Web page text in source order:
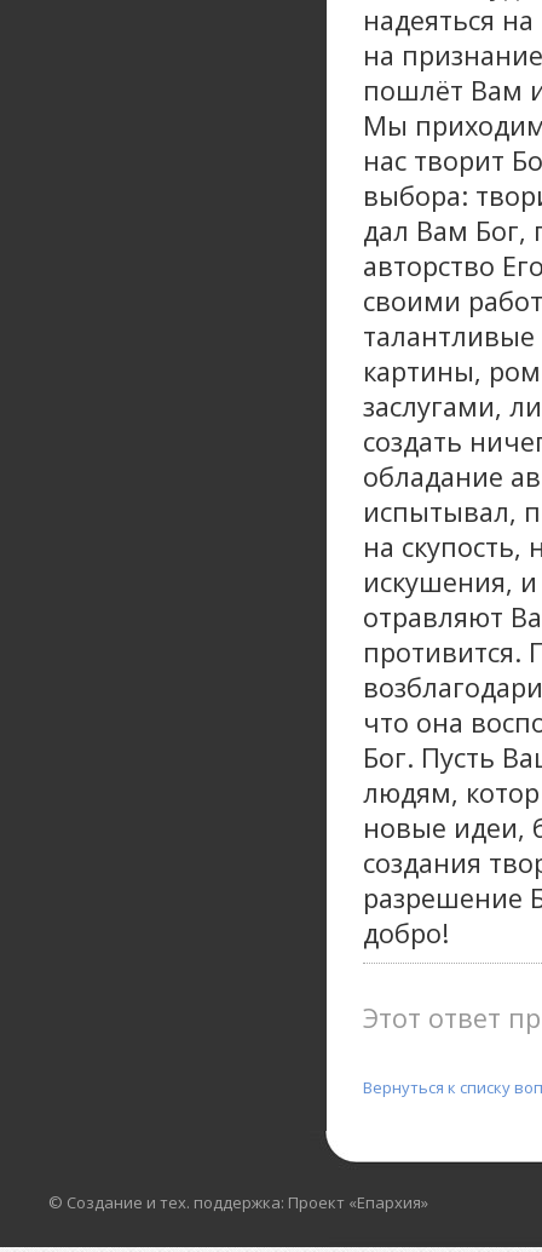
надеяться
на
пошлёт Вам и
Мы приходим
нас творит
выбора:
дал Вам Бог,
авторство
своими
картины,
заслугами,
создать
обладание
испытывал,
на
искушения,
отравляют
противится.
что она
Бог. Пусть
людям,
новые идеи,
создания
разрешение
добро!
Этот ответ
Вернуться к списку
© Создание и тех. поддержка: Проект «Епархия»